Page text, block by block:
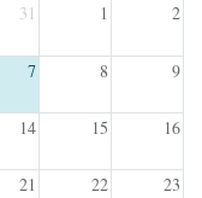
31 1 2
7 8 9
14 15 16
21 22 23